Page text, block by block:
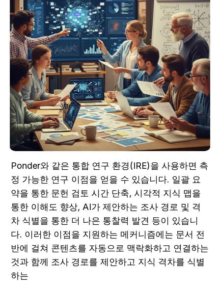
Ponder와 같은 통합 연구 환경(IRE)을 사용하면 측
정 가능한 연구 이점을 얻을 수 있습니다. 일괄 요
약을 통한 문헌 검토 시간 단축, 시각적 지식 맵을
통한 이해도 향상, AI가 제안하는 조사 경로 및 격
차 식별을 통한 더 나은 통찰력 발견 등이 있습니
다. 이러한 이점을 지원하는 메커니즘에는 문서 전
반에 걸쳐 콘텐츠를 자동으로 맥락화하고 연결하는
것과 함께 조사 경로를 제안하고 지식 격차를 식별
하는